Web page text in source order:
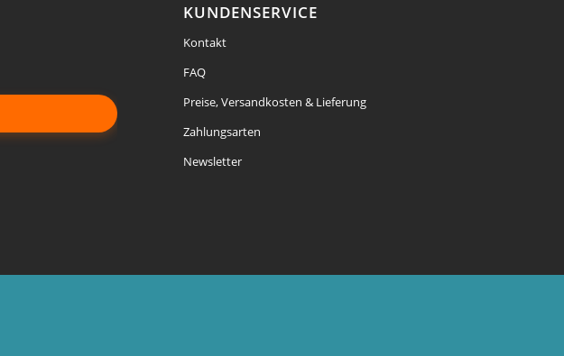
KUNDENSERVICE
Kontakt
FAQ
Preise, Versandkosten & Lieferung
Zahlungsarten
Newsletter